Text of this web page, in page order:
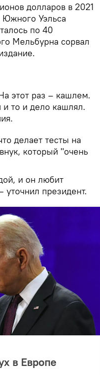
долларов в 2021
Южного Уэльса
по 40
Мельбурна сорвал
этот раз – кашлем.
то и дело кашлял.
делает тесты на
который "очень
и он любит
уточнил президент.
в Европе